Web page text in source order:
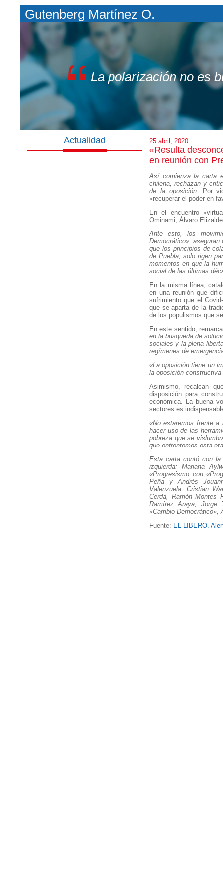
Gutenberg Martínez O.
La polarización no es
Actualidad 25 abril, 2020
«Resulta
en reunión con
Así comienza la carta
chilena, rechazan y
de la oposición.
Por
«recuperar el poder en
En el encuentro
Ominami, Álvaro
Ante esto, los
Democrático», aseguran
que los principios de
de Puebla, solo rigen
momentos en que la
social de las últimas
En la misma línea,
en una reunión que
sufrimiento que el
que se aparta de la
de los populismos que
En este sentido,
en la búsqueda de
sociales y la plena
regímenes de
«La oposición tiene un
la oposición
Asimismo, recalcan
disposición para
económica. La buena
sectores es
«No estaremos frente a
hacer uso de las
pobreza que se
que enfrentemos esta
Esta carta contó con
izquierda: Mariana
«Progresismo con
Peña y Andrés
Valenzuela, Cristian
Cerda, Ramón Montes
Ramírez Araya, Jorge
«Cambio Democrático»,
Fuente: EL LIBERO.